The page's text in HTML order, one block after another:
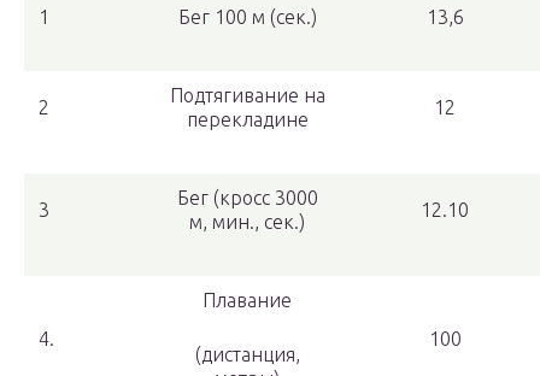
1 Бег 100 м (сек.) 13,6
2
Подтягивание на
перекладине
12
3
Бег (кросс 3000
м, мин., сек.)
12.10
4.
Плавание
(дистанция,
100